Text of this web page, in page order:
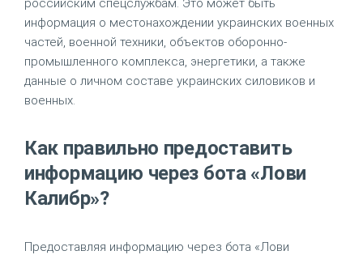
российским спецслужбам. Это может быть
информация о местонахождении украинских военных
частей, военной техники, объектов оборонно-
промышленного комплекса, энергетики, а также
данные о личном составе украинских силовиков и
военных.
Как правильно предоставить
информацию через бота «Лови
Калибр»?
Предоставляя информацию через бота «Лови